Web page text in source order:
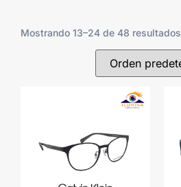
Mostrando 13–24 de 48 resultados